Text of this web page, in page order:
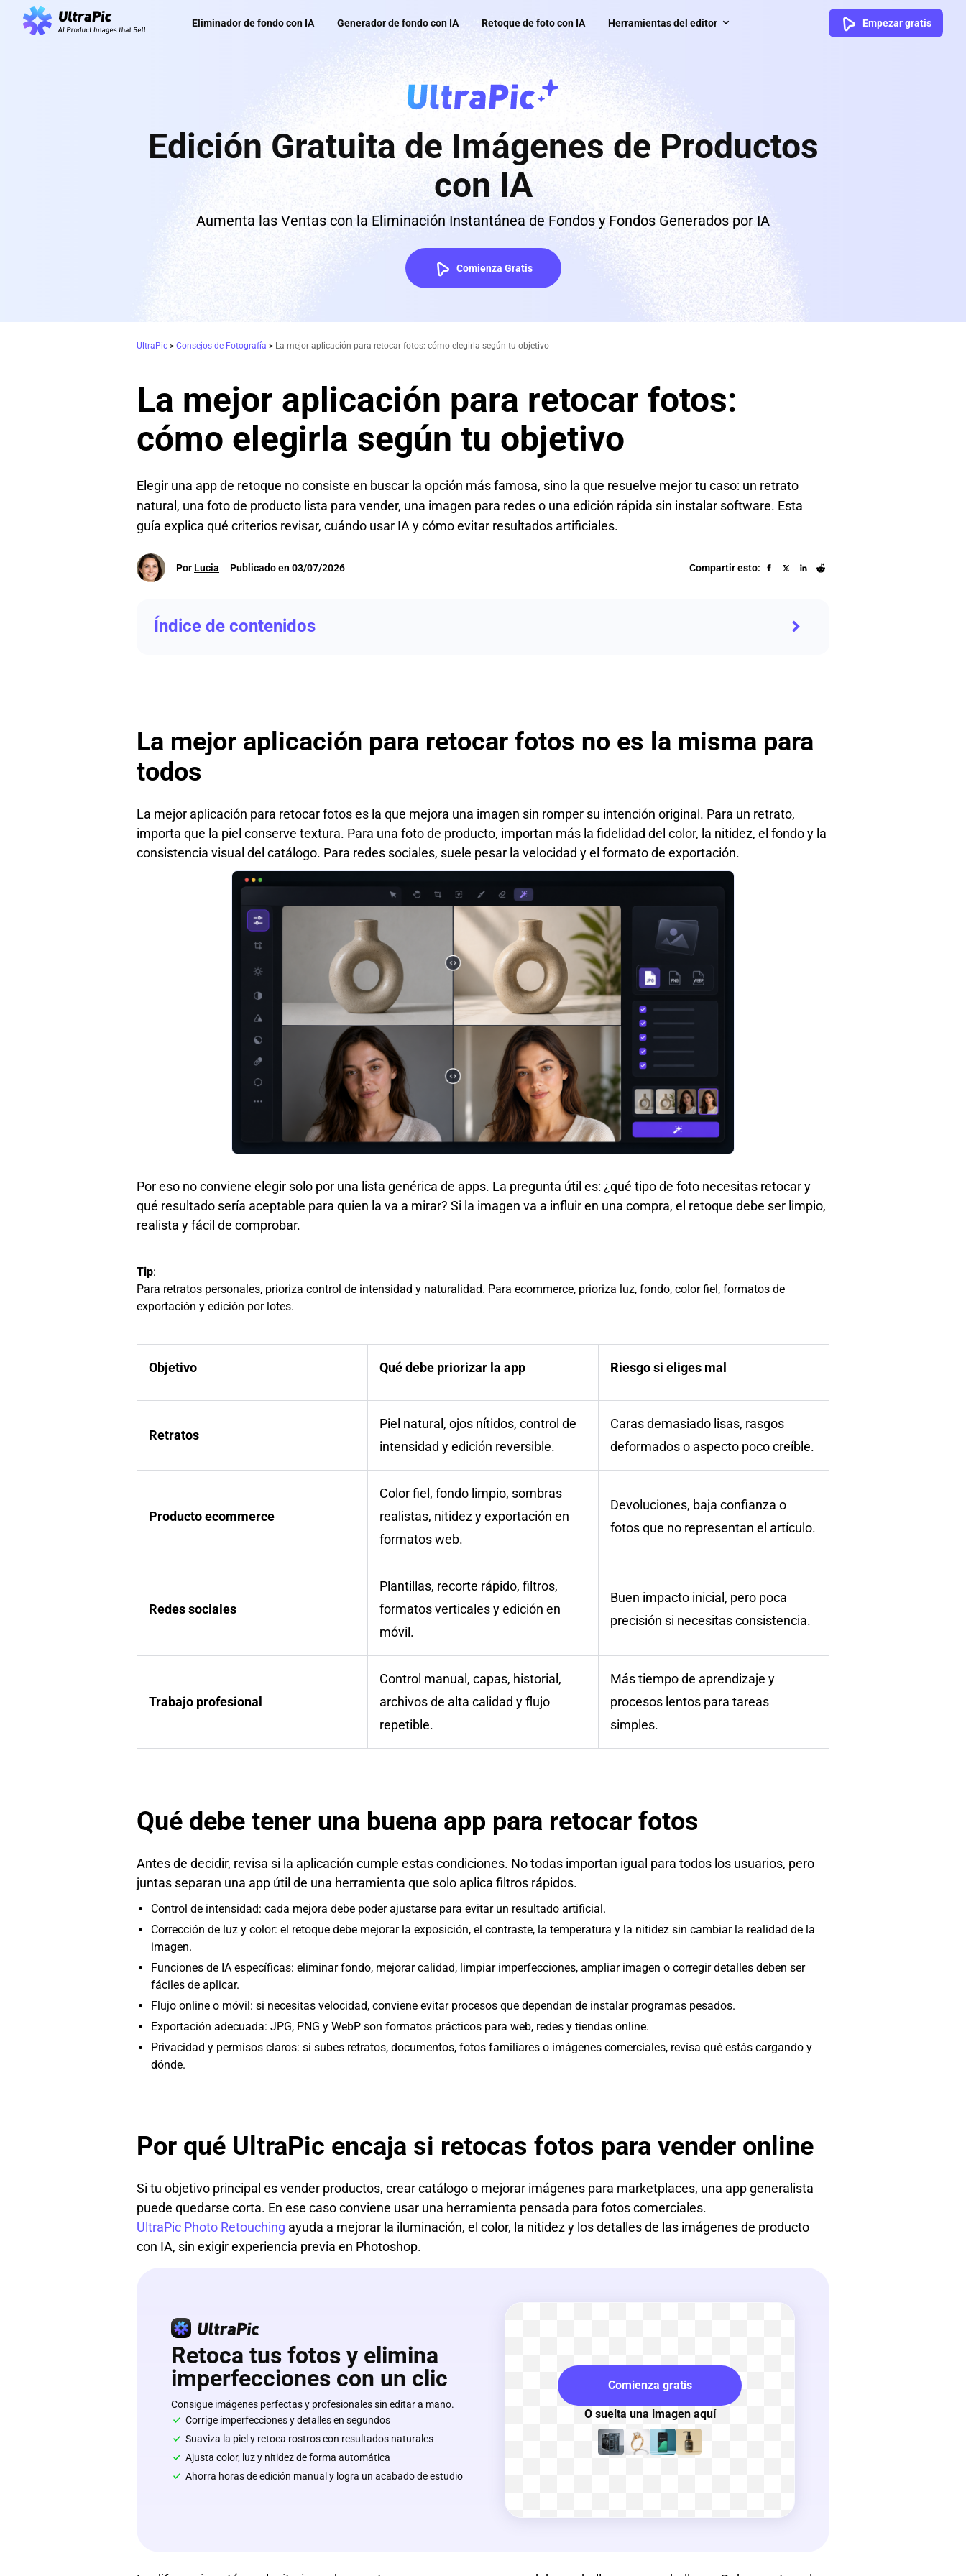
Eliminador de fondo con IA Generador de fondo con IA Retoque de foto con IA Herramientas del editor Empezar gratis
Edición Gratuita de Imágenes de Productos
con IA
Aumenta las Ventas con la Eliminación Instantánea de Fondos y Fondos Generados por IA
Comienza Gratis
UltraPic > Consejos de Fotografía > La mejor aplicación para retocar fotos: cómo elegirla según tu objetivo
La mejor aplicación para retocar fotos:
cómo elegirla según tu objetivo
Elegir una app de retoque no consiste en buscar la opción más famosa, sino la que resuelve mejor tu caso: un retrato
natural, una foto de producto lista para vender, una imagen para redes o una edición rápida sin instalar software. Esta
guía explica qué criterios revisar, cuándo usar IA y cómo evitar resultados artificiales.
Por Lucia Publicado en 03/07/2026 Compartir esto:
Índice de contenidos
La mejor aplicación para retocar fotos no es la misma para
todos
La mejor aplicación para retocar fotos es la que mejora una imagen sin romper su intención original. Para un retrato,
importa que la piel conserve textura. Para una foto de producto, importan más la fidelidad del color, la nitidez, el fondo y la
consistencia visual del catálogo. Para redes sociales, suele pesar la velocidad y el formato de exportación.
Por eso no conviene elegir solo por una lista genérica de apps. La pregunta útil es: ¿qué tipo de foto necesitas retocar y
qué resultado sería aceptable para quien la va a mirar? Si la imagen va a influir en una compra, el retoque debe ser limpio,
realista y fácil de comprobar.
Tip:
Para retratos personales, prioriza control de intensidad y naturalidad. Para ecommerce, prioriza luz, fondo, color fiel, formatos de
exportación y edición por lotes.
Objetivo Qué debe priorizar la app Riesgo si eliges mal
Retratos
Piel natural, ojos nítidos, control de
intensidad y edición reversible.
Caras demasiado lisas, rasgos
deformados o aspecto poco creíble.
Producto ecommerce
Color fiel, fondo limpio, sombras
realistas, nitidez y exportación en
formatos web.
Devoluciones, baja confianza o
fotos que no representan el artículo.
Redes sociales
Plantillas, recorte rápido, filtros,
formatos verticales y edición en
móvil.
Buen impacto inicial, pero poca
precisión si necesitas consistencia.
Trabajo profesional
Control manual, capas, historial,
archivos de alta calidad y flujo
repetible.
Más tiempo de aprendizaje y
procesos lentos para tareas
simples.
Qué debe tener una buena app para retocar fotos
Antes de decidir, revisa si la aplicación cumple estas condiciones. No todas importan igual para todos los usuarios, pero
juntas separan una app útil de una herramienta que solo aplica filtros rápidos.
Control de intensidad: cada mejora debe poder ajustarse para evitar un resultado artificial.
Corrección de luz y color: el retoque debe mejorar la exposición, el contraste, la temperatura y la nitidez sin cambiar la realidad de la
imagen.
Funciones de IA específicas: eliminar fondo, mejorar calidad, limpiar imperfecciones, ampliar imagen o corregir detalles deben ser
fáciles de aplicar.
Flujo online o móvil: si necesitas velocidad, conviene evitar procesos que dependan de instalar programas pesados.
Exportación adecuada: JPG, PNG y WebP son formatos prácticos para web, redes y tiendas online.
Privacidad y permisos claros: si subes retratos, documentos, fotos familiares o imágenes comerciales, revisa qué estás cargando y
dónde.
Por qué UltraPic encaja si retocas fotos para vender online
Si tu objetivo principal es vender productos, crear catálogo o mejorar imágenes para marketplaces, una app generalista
puede quedarse corta. En ese caso conviene usar una herramienta pensada para fotos comerciales.
UltraPic Photo Retouching ayuda a mejorar la iluminación, el color, la nitidez y los detalles de las imágenes de producto
con IA, sin exigir experiencia previa en Photoshop.
Retoca tus fotos y elimina
imperfecciones con un clic
Consigue imágenes perfectas y profesionales sin editar a mano.
Corrige imperfecciones y detalles en segundos
Suaviza la piel y retoca rostros con resultados naturales
Ajusta color, luz y nitidez de forma automática
Ahorra horas de edición manual y logra un acabado de estudio
Comienza gratis
O suelta una imagen aquí